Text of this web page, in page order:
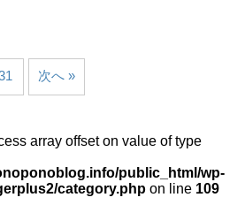
次へ »
array offset on value of type
public_html/wp-
category.php on line 109